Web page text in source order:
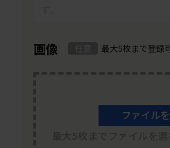
画像 最大5枚まで登録
ファイル